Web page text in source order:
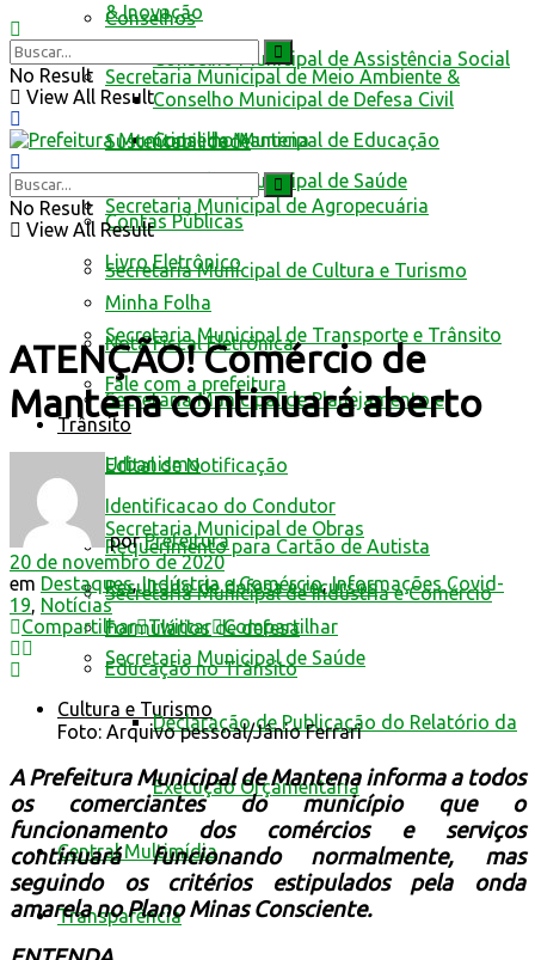
Conselhos
Conselho Municipal de Assistência Social
Conselho Municipal de Defesa Civil
Conselho Municipal de Educação
Conselho Municipal de Saúde
Contas Públicas
Livro Eletrônico
Minha Folha
Nota Fiscal Eletrônica
Fale com a prefeitura
Trânsito
Edital de Notificação
Identificacao do Condutor
Requerimento para Cartão de Autista
Resultado de defesa e recursos
Formulários de defesa
Educação no Trânsito
Cultura e Turismo
& Inovação
Secretaria Municipal de Meio Ambiente &
Sustentabilidade
Secretaria Municipal de Agropecuária
Secretaria Municipal de Cultura e Turismo
Secretaria Municipal de Transporte e Trânsito
Secretaria Municipal de Planejamento e
Urbanismo
Secretaria Municipal de Obras
Secretaria Municipal de Indústria e Comércio
Secretaria Municipal de Saúde
Declaração de Publicação do Relatório da
Execução Orçamentária
Central Multimídia
Transparência
No Result
View All Result
No Result
View All Result
ATENÇÃO! Comércio de
Mantena continuará aberto
por Prefeitura
20 de novembro de 2020
em Destaques,Indústria e Comércio,Informações Covid-
19, Notícias
Compartilhar Twittar Compartilhar
Foto: Arquivo pessoal/Jânio Ferrari
A Prefeitura Municipal de Mantena informa a todos
os comerciantes do município que o
funcionamento dos comércios e serviços
continuará funcionando normalmente, mas
seguindo os critérios estipulados pela onda
amarela noPlano Minas Consciente.